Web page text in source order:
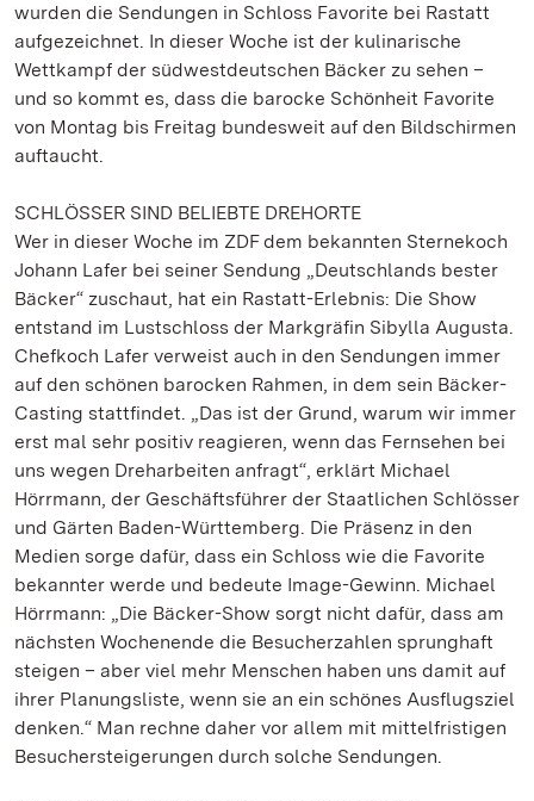
wurden die Sendungen in Schloss Favorite bei Rastatt
aufgezeichnet. In dieser Woche ist der kulinarische
Wettkampf der südwestdeutschen Bäcker zu sehen –
und so kommt es, dass die barocke Schönheit Favorite
von Montag bis Freitag bundesweit auf den Bildschirmen
auftaucht.
SCHLÖSSER SIND BELIEBTE DREHORTE
Wer in dieser Woche im ZDF dem bekannten Sternekoch
Johann Lafer bei seiner Sendung „Deutschlands bester
Bäcker“ zuschaut, hat ein Rastatt-Erlebnis: Die Show
entstand im Lustschloss der Markgräfin Sibylla Augusta.
Chefkoch Lafer verweist auch in den Sendungen immer
auf den schönen barocken Rahmen, in dem sein Bäcker-
Casting stattfindet. „Das ist der Grund, warum wir immer
erst mal sehr positiv reagieren, wenn das Fernsehen bei
uns wegen Dreharbeiten anfragt“, erklärt Michael
Hörrmann, der Geschäftsführer der Staatlichen Schlösser
und Gärten Baden-Württemberg. Die Präsenz in den
Medien sorge dafür, dass ein Schloss wie die Favorite
bekannter werde und bedeute Image-Gewinn. Michael
Hörrmann: „Die Bäcker-Show sorgt nicht dafür, dass am
nächsten Wochenende die Besucherzahlen sprunghaft
steigen – aber viel mehr Menschen haben uns damit auf
ihrer Planungsliste, wenn sie an ein schönes Ausflugsziel
denken.“ Man rechne daher vor allem mit mittelfristigen
Besuchersteigerungen durch solche Sendungen.